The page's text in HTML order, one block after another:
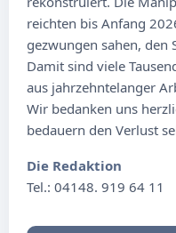
reichten bis Anfang
gezwungen sahen, den
Damit sind viele
aus jahrzehntelanger
Wir bedanken uns
bedauern den Verlust
Die Redaktion
Tel.: 04148. 919 64 11